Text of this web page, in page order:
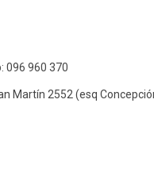
096 960 370
Martín 2552 (esq